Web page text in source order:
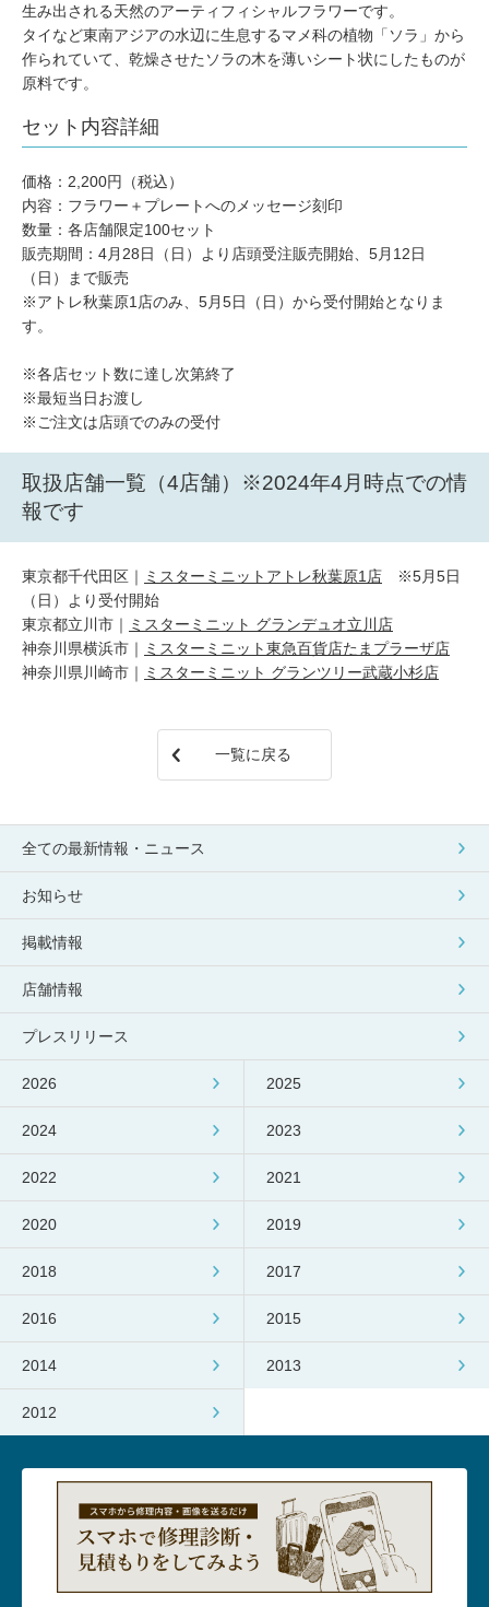
生み出される天然のアーティフィシャルフラワーです。
タイなど東南アジアの水辺に生息するマメ科の植物「ソラ」から
作られていて、乾燥させたソラの木を薄いシート状にしたものが
原料です。
セット内容詳細
価格：2,200円（税込）
内容：フラワー＋プレートへのメッセージ刻印
数量：各店舗限定100セット
販売期間：4月28日（日）より店頭受注販売開始、5月12日
（日）まで販売
※アトレ秋葉原1店のみ、5月5日（日）から受付開始となりま
す。
※各店セット数に達し次第終了
※最短当日お渡し
※ご注文は店頭でのみの受付
取扱店舗一覧（4店舗）※2024年4月時点での情
報です
東京都千代田区｜ ミスターミニットアトレ秋葉原1店 ※5月5日
（日）より受付開始
東京都立川市｜ ミスターミニット グランデュオ立川店
神奈川県横浜市｜ ミスターミニット東急百貨店たまプラーザ店
神奈川県川崎市｜ ミスターミニット グランツリー武蔵小杉店
一覧に戻る
全ての最新情報・ニュース
お知らせ
掲載情報
店舗情報
プレスリリース
2026 2025
2024 2023
2022 2021
2020 2019
2018 2017
2016 2015
2014 2013
2012